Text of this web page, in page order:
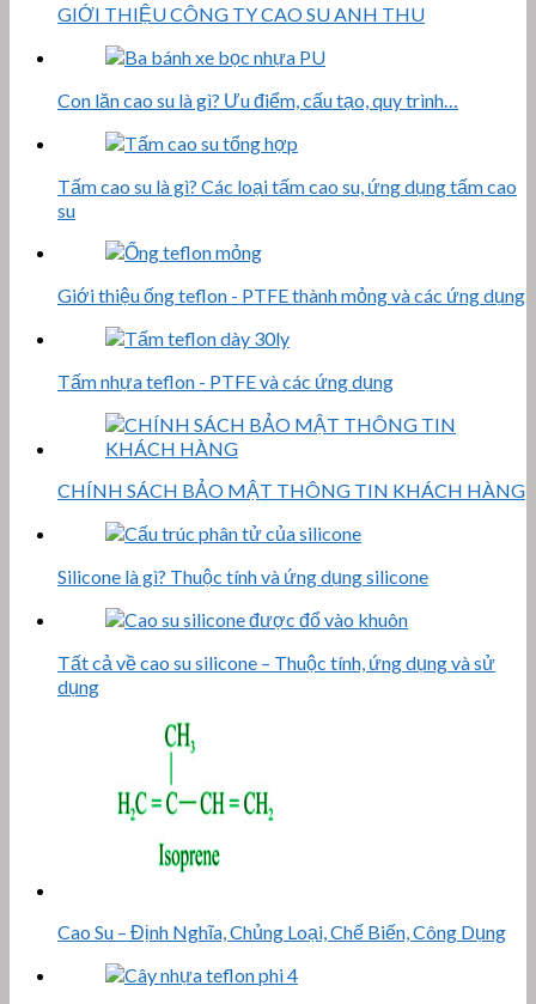
GIỚI THIỆU CÔNG TY CAO SU ANH THU
Con lăn cao su là gì? Ưu điểm, cấu tạo, quy trình…
Tấm cao su là gì? Các loại tấm cao su, ứng dụng tấm cao
su
Giới thiệu ống teflon - PTFE thành mỏng và các ứng dụng
Tấm nhựa teflon - PTFE và các ứng dụng
CHÍNH SÁCH BẢO MẬT THÔNG TIN KHÁCH HÀNG
Silicone là gì? Thuộc tính và ứng dụng silicone
Tất cả về cao su silicone – Thuộc tính, ứng dụng và sử
dụng
Cao Su – Định Nghĩa, Chủng Loại, Chế Biến, Công Dụng